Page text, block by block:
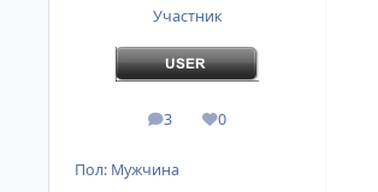
Участник
3
сообщения
0
Репутация
Пол: Мужчина